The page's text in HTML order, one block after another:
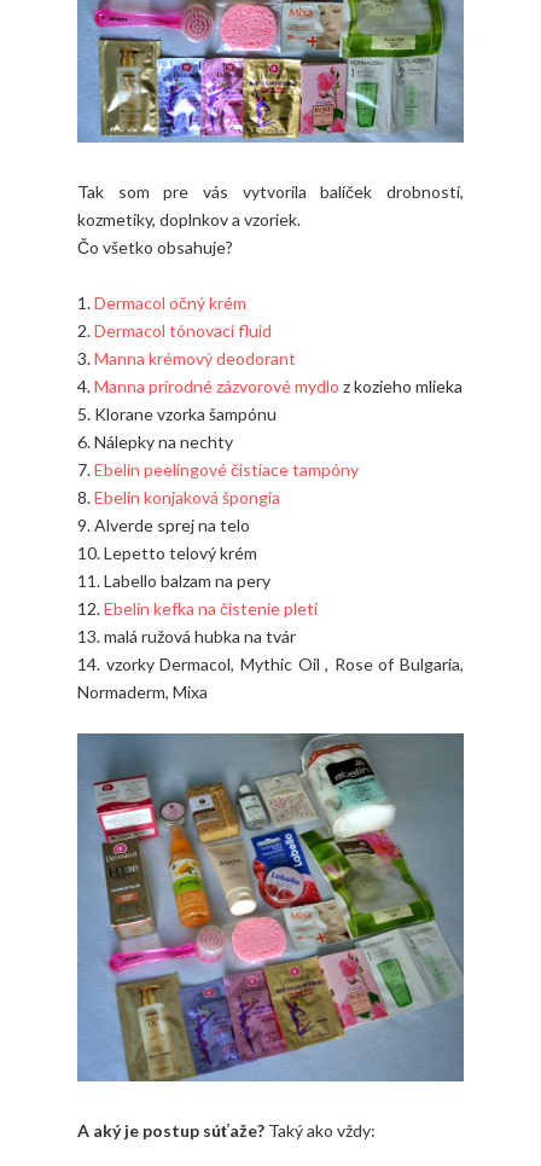
Tak som pre vás vytvorila balíček drobností,
kozmetiky, doplnkov a vzoriek.
Čo všetko obsahuje?
1.Dermacol očný krém
2.Dermacol tónovací fluid
3.Manna krémový deodorant
4.Manna prírodné zázvorové mydlo z kozieho mlieka
5. Klorane vzorka šampónu
6. Nálepky na nechty
7.Ebelin peelingové čistiace tampóny
8.Ebelin konjaková špongia
9. Alverde sprej na telo
10. Lepetto telový krém
11. Labello balzam na pery
12.Ebelin kefka na čistenie pleti
13. malá ružová hubka na tvár
14. vzorky Dermacol, Mythic Oil , Rose of Bulgaria,
Normaderm, Mixa
A aký je postup súťaže? Taký ako vždy: